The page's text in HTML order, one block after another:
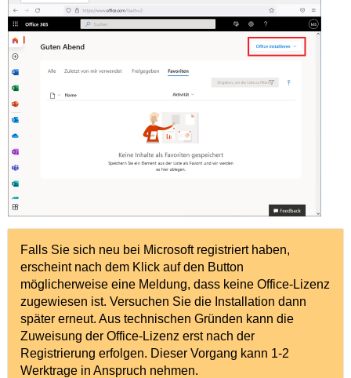
Falls Sie sich neu bei Microsoft registriert haben,
erscheint nach dem Klick auf den Button
möglicherweise eine Meldung, dass keine Office-Lizenz
zugewiesen ist. Versuchen Sie die Installation dann
später erneut. Aus technischen Gründen kann die
Zuweisung der Office-Lizenz erst nach der
Registrierung erfolgen. Dieser Vorgang kann 1-2
Werktrage in Anspruch nehmen.